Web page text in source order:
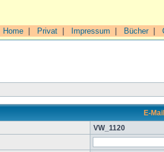
Home Privat Impressum Bücher|
E-
VW_1120